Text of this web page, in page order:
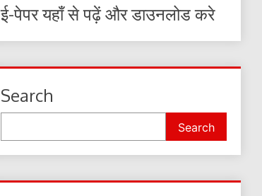
ई-पेपर यहाँ से पढ़ें और डाउनलोड करे
Search
Search